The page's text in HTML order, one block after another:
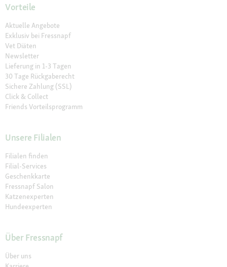
Vorteile
Aktuelle Angebote
Exklusiv bei Fressnapf
Vet Diäten
Newsletter
Lieferung in 1-3 Tagen
30 Tage Rückgaberecht
Sichere Zahlung (SSL)
Click & Collect
Friends Vorteilsprogramm
Unsere Filialen
Filialen finden
Filial-Services
Geschenkkarte
Fressnapf Salon
Katzenexperten
Hundeexperten
Über Fressnapf
Über uns